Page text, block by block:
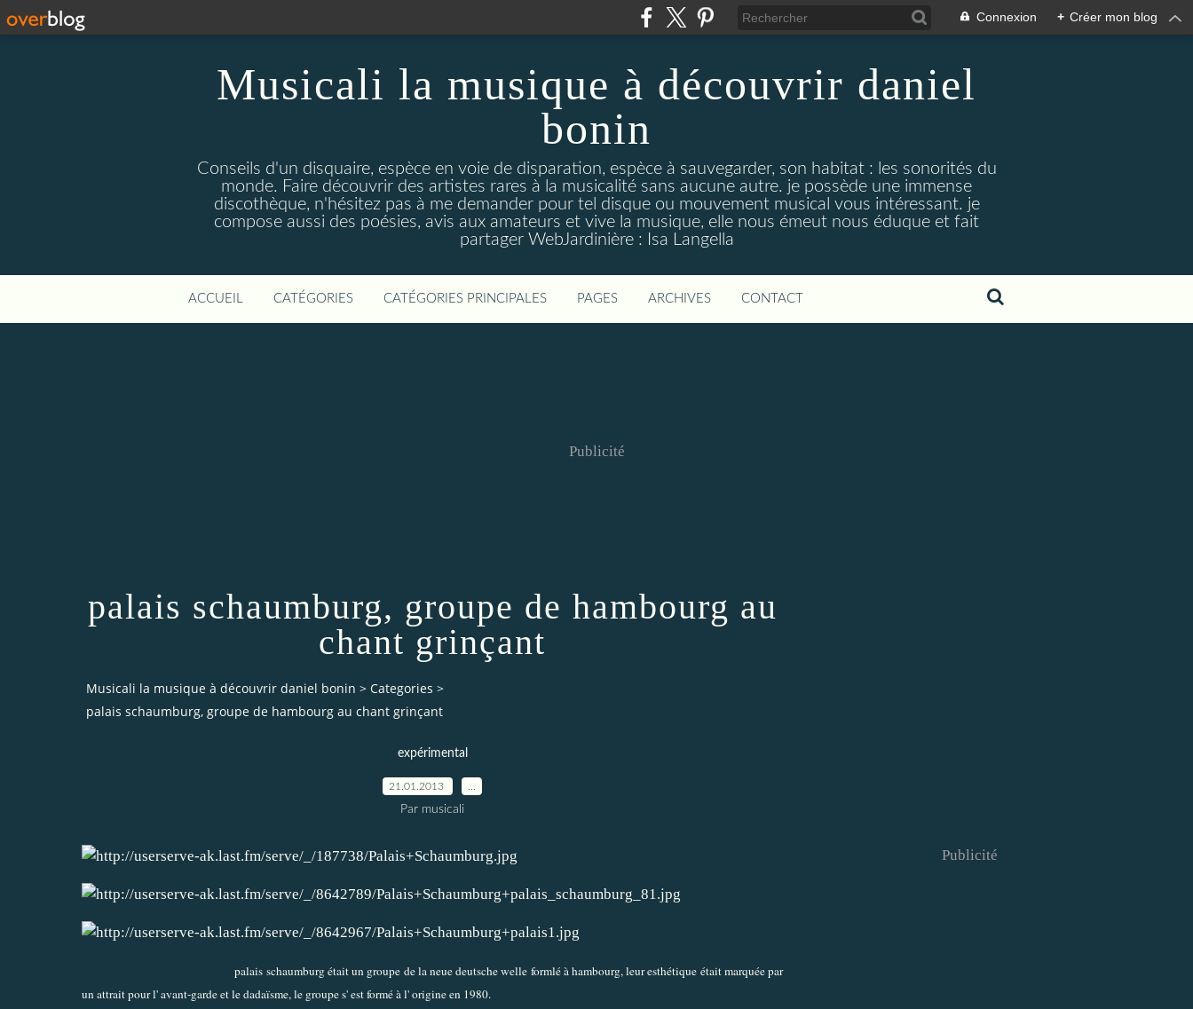
Connexion + Créer mon blog
Musicali la musique à découvrir daniel
bonin
Conseils d'un disquaire, espèce en voie de disparation, espèce à sauvegarder, son habitat : les sonorités du
monde. Faire découvrir des artistes rares à la musicalité sans aucune autre. je possède une immense
discothèque, n'hésitez pas à me demander pour tel disque ou mouvement musical vous intéressant. je
compose aussi des poésies, avis aux amateurs et vive la musique, elle nous émeut nous éduque et fait
partager WebJardinière : Isa Langella
ACCUEIL CATÉGORIES CATÉGORIES PRINCIPALES PAGES ARCHIVES CONTACT
Publicité
palais schaumburg, groupe de hambourg au
chant grinçant
Musicali la musique à découvrir daniel bonin > Categories >
palais schaumburg, groupe de hambourg au chant grinçant
expérimental
21.01.2013
Par musicali
palais schaumburg était un groupe de la neue deutsche welle formlé à hambourg, leur esthétique était marquée par
un attrait pour l' avant-garde et le dadaïsme, le groupe s' est formé à l' origine en 1980.
Publicité